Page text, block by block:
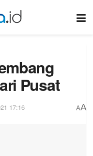
Pusat
17:16 AA